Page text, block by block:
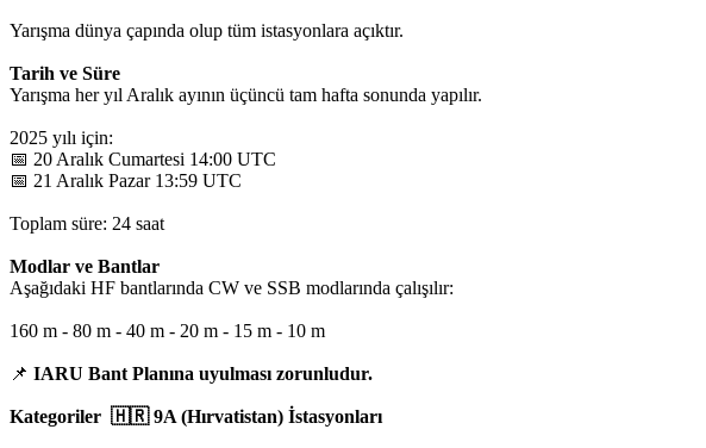
Yarışma dünya çapında olup tüm istasyonlara açıktır.
Tarih ve Süre
Yarışma her yıl Aralık ayının üçüncü tam hafta sonunda yapılır.
2025 yılı için:
📅 20 Aralık Cumartesi 14:00 UTC
📅 21 Aralık Pazar 13:59 UTC
Toplam süre: 24 saat
Modlar ve Bantlar
Aşağıdaki HF bantlarında CW ve SSB modlarında çalışılır:
160 m - 80 m - 40 m - 20 m - 15 m - 10 m
📌 IARU Bant Planına uyulması zorunludur.
Kategoriler 🇭🇷 9A (Hırvatistan) İstasyonları